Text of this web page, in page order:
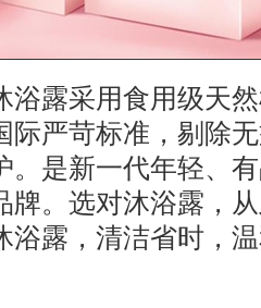
浴露采用食用级天
际严苛标准，剔除
。是新一代年轻、
牌。选对沐浴露，
浴露，清洁省时，